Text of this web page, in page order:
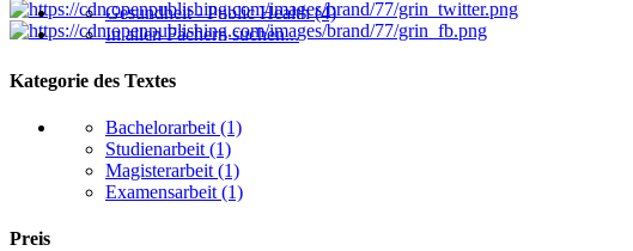
Gesundheit - Public Health (4)
In allen Fächern suchen...
Kategorie des Textes
Bachelorarbeit (1)
Studienarbeit (1)
Magisterarbeit (1)
Examensarbeit (1)
Preis